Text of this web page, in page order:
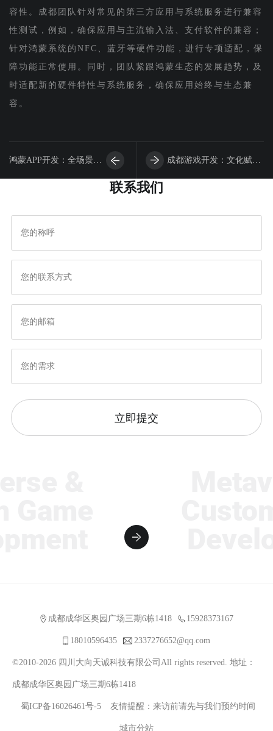
容性。成都团队针对常见的第三方应用与系统服务进行兼容
性测试，例如，确保应用与主流输入法、支付软件的兼容；
针对鸿蒙系统的NFC、蓝牙等硬件功能，进行专项适配，保
障功能正常使用。同时，团队紧跟鸿蒙生态的发展趋势，及
时适配新的硬件特性与系统服务，确保应用始终与生态兼
容。
鸿蒙APP开发：全场景时 成都游戏开发：文化赋能
联系我们
立即提交
成都成华区奥园广场三期6栋1418 15928373167
18010596435 2337276652@qq.com
©2010-2026 四川大向天诚科技有限公司All rights reserved. 地址：
成都成华区奥园广场三期6栋1418
蜀ICP备16026461号-5 友情提醒：来访前请先与我们预约时间
城市分站